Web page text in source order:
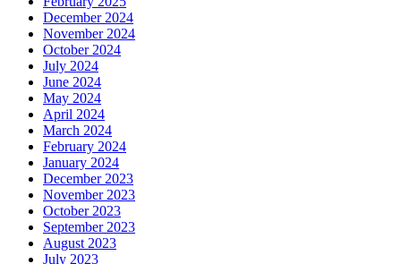
December 2024
November 2024
October 2024
July 2024
June 2024
May 2024
April 2024
March 2024
February 2024
January 2024
December 2023
November 2023
October 2023
September 2023
August 2023
July 2023